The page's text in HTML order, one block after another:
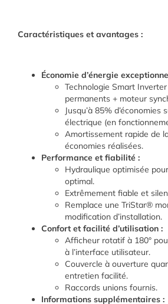
Caractéristiques et avantages :
Économie d’énergie
Technologie Smart
permanents + moteur
Jusqu’à 85%
électrique (en
Amortissement rapide de
économies réalisées.
Performance et fiabilité :
Hydraulique optimisée
optimal.
Extrêmement fiable et
Remplace une TriStar®
modification d’installation.
Confort et facilité d’utilisation :
Afficheur rotatif à 180°
à l’interface utilisateur.
Couvercle à ouverture
entretien facilité.
Raccords unions fournis.
Informations supplémentaires :